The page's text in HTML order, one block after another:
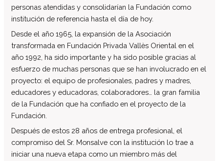
Servicio de Vivienda
Casa Empúries
Formación
Edificio de Rehabilitación Funcional
Servicios a empresas
Centro Especial de Trabajo
Manipulados Industriales
Jardinería
Lavandería
Catering
personas atendidas y consolidarían la Fundación como
institución de referencia hasta el día de hoy.
Desde el año 1965, la expansión de la Asociación
transformada en Fundación Privada Vallès Oriental en el
año 1992, ha sido importante y ha sido posible gracias al
esfuerzo de muchas personas que se han involucrado en el
proyecto: el equipo de profesionales, padres y madres,
educadores y educadoras, colaboradores… la gran familia
de la Fundación que ha confiado en el proyecto de la
Fundación.
Después de estos 28 años de entrega profesional, el
compromiso del Sr. Monsalve con la institución lo trae a
iniciar una nueva etapa como un miembro más del